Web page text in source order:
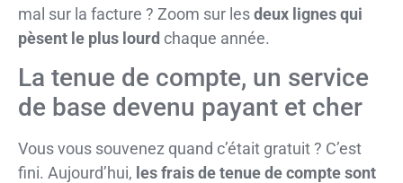
mal sur la facture ? Zoom sur lesdeux lignes qui
pèsent le plus lourd chaque année.
La tenue de compte, un service
de base devenu payant et cher
Vous vous souvenez quand c’était gratuit ? C’est
fini. Aujourd’hui, les frais de tenue de compte sont